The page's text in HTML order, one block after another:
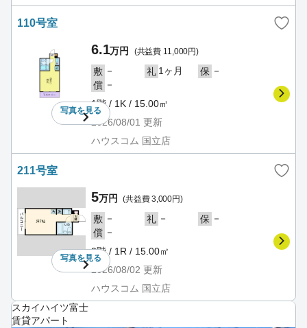
110号室
写真を見る
6.1万円 (共益費 11,000円)
敷 － 礼 1ヶ月 保 －
償 －
1階 / 1K / 15.00㎡
2026/08/01 更新
ハウスコム 国立店
211号室
写真を見る
5万円 (共益費 3,000円)
敷 － 礼 － 保 －
償 －
2階 / 1R / 15.00㎡
2026/08/02 更新
ハウスコム 国立店
スカイハイツ富士
賃貸アパート